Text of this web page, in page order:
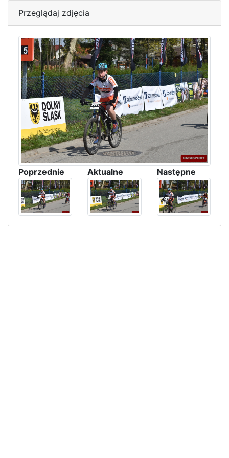
Przeglądaj zdjęcia
Poprzednie Aktualne Następne